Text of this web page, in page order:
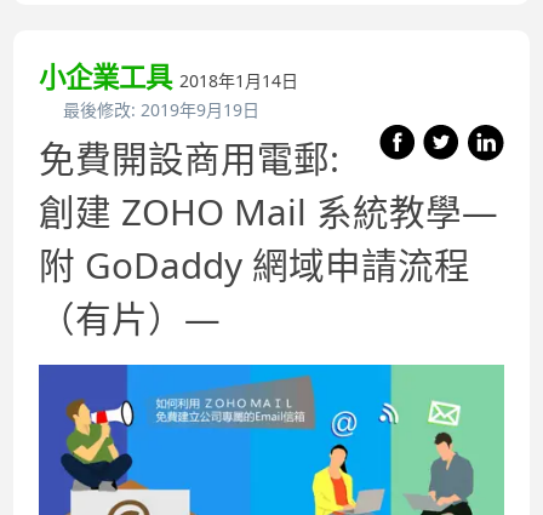
小企業工具 2018年1月14日
最後修改: 2019年9月19日
免費開設商用電郵:
創建 ZOHO Mail 系統教學—
附 GoDaddy 網域申請流程
（有片）—